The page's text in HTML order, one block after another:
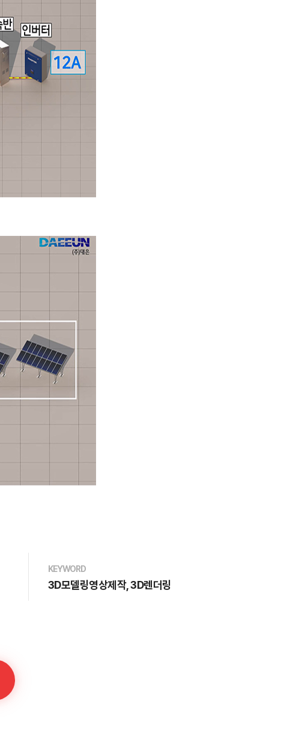
KEYWORD
3D모델링영상제작, 3D렌더링